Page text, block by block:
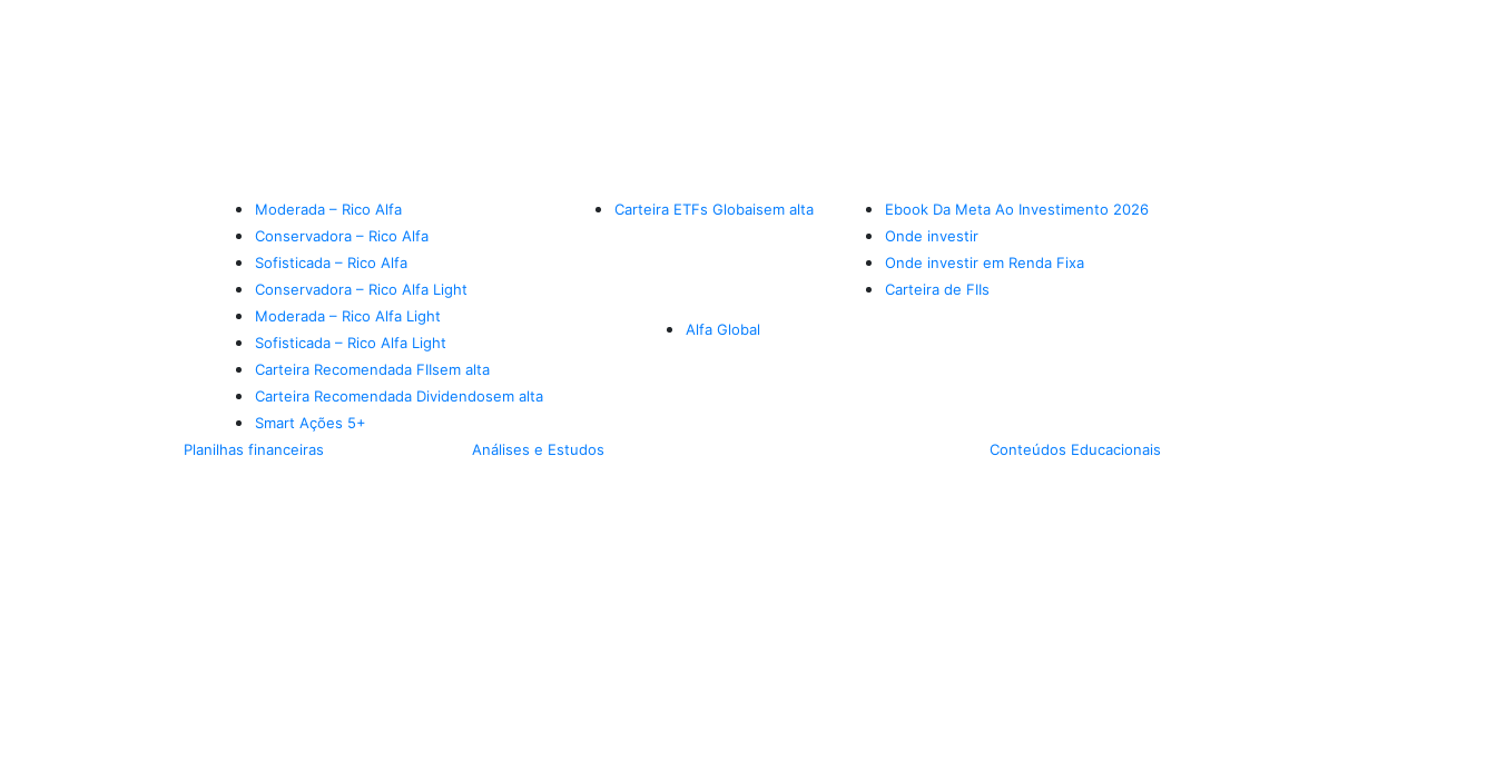
Moderada – Rico Alfa
Conservadora – Rico Alfa
Sofisticada – Rico Alfa
Conservadora – Rico Alfa Light
Moderada – Rico Alfa Light
Sofisticada – Rico Alfa Light
Carteira Recomendada FIIsem alta
Carteira Recomendada Dividendosem alta
Smart Ações 5+
Carteira ETFs Globaisem alta
Alfa Global
Ebook Da Meta Ao Investimento 2026
Onde investir
Onde investir em Renda Fixa
Carteira de FIIs
Planilhas financeiras Análises e Estudos Conteúdos Educacionais